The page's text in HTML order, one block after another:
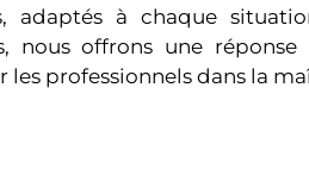
adaptés à chaque
nous offrons une
les professionnels dans la